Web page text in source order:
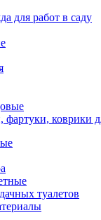
для работ в саду
коврики
туалетов